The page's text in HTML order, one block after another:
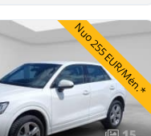
Nuo 255 EUR/Mėn.*